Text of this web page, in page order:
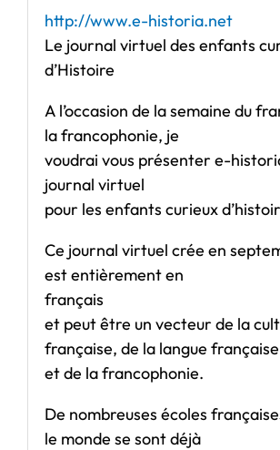
http://www.e-historia.net
Le journal virtuel des enfants
d’Histoire
A l’occasion de la semaine du
la francophonie, je
voudrai vous présenter e-
journal virtuel
pour les enfants curieux
Ce journal virtuel crée en
est entièrement en
français
et peut être un vecteur de la
française, de la langue française
et de la francophonie.
De nombreuses écoles
le monde se sont déjà